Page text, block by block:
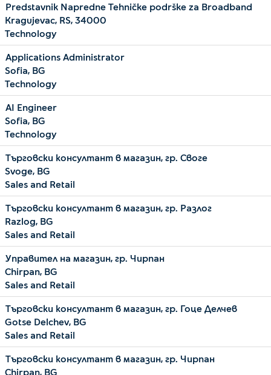
Predstavnik Napredne Tehničke podrške za Broadband
Kragujevac, RS, 34000
Technology
Applications Administrator
Sofia, BG
Technology
AI Engineer
Sofia, BG
Technology
Търговски консултант в магазин, гр. Своге
Svoge, BG
Sales and Retail
Търговски консултант в магазин, гр. Разлог
Razlog, BG
Sales and Retail
Управител на магазин, гр. Чирпан
Chirpan, BG
Sales and Retail
Търговски консултант в магазин, гр. Гоце Делчев
Gotse Delchev, BG
Sales and Retail
Търговски консултант в магазин, гр. Чирпан
Chirpan, BG